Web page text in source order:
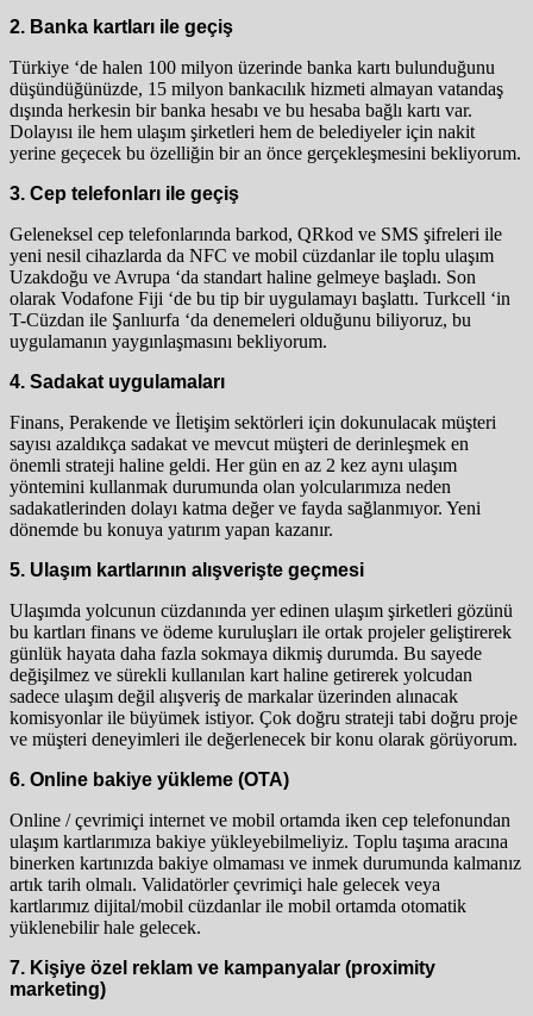
2. Banka kartları ile geçiş
Türkiye ‘de halen 100 milyon üzerinde banka kartı bulunduğunu
düşündüğünüzde, 15 milyon bankacılık hizmeti almayan vatandaş
dışında herkesin bir banka hesabı ve bu hesaba bağlı kartı var.
Dolayısı ile hem ulaşım şirketleri hem de belediyeler için nakit
yerine geçecek bu özelliğin bir an önce gerçekleşmesini bekliyorum.
3. Cep telefonları ile geçiş
Geleneksel cep telefonlarında barkod, QRkod ve SMS şifreleri ile
yeni nesil cihazlarda da NFC ve mobil cüzdanlar ile toplu ulaşım
Uzakdoğu ve Avrupa ‘da standart haline gelmeye başladı. Son
olarak Vodafone Fiji ‘de bu tip bir uygulamayı başlattı. Turkcell ‘in
T-Cüzdan ile Şanlıurfa ‘da denemeleri olduğunu biliyoruz, bu
uygulamanın yaygınlaşmasını bekliyorum.
4. Sadakat uygulamaları
Finans, Perakende ve İletişim sektörleri için dokunulacak müşteri
sayısı azaldıkça sadakat ve mevcut müşteri de derinleşmek en
önemli strateji haline geldi. Her gün en az 2 kez aynı ulaşım
yöntemini kullanmak durumunda olan yolcularımıza neden
sadakatlerinden dolayı katma değer ve fayda sağlanmıyor. Yeni
dönemde bu konuya yatırım yapan kazanır.
5. Ulaşım kartlarının alışverişte geçmesi
Ulaşımda yolcunun cüzdanında yer edinen ulaşım şirketleri gözünü
bu kartları finans ve ödeme kuruluşları ile ortak projeler geliştirerek
günlük hayata daha fazla sokmaya dikmiş durumda. Bu sayede
değişilmez ve sürekli kullanılan kart haline getirerek yolcudan
sadece ulaşım değil alışveriş de markalar üzerinden alınacak
komisyonlar ile büyümek istiyor. Çok doğru strateji tabi doğru proje
ve müşteri deneyimleri ile değerlenecek bir konu olarak görüyorum.
6. Online bakiye yükleme (OTA)
Online / çevrimiçi internet ve mobil ortamda iken cep telefonundan
ulaşım kartlarımıza bakiye yükleyebilmeliyiz. Toplu taşıma aracına
binerken kartınızda bakiye olmaması ve inmek durumunda kalmanız
artık tarih olmalı. Validatörler çevrimiçi hale gelecek veya
kartlarımız dijital/mobil cüzdanlar ile mobil ortamda otomatik
yüklenebilir hale gelecek.
7. Kişiye özel reklam ve kampanyalar (proximity
marketing)